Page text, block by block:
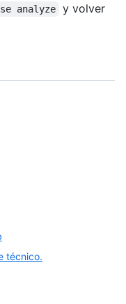
analyze
y volver
técnico.